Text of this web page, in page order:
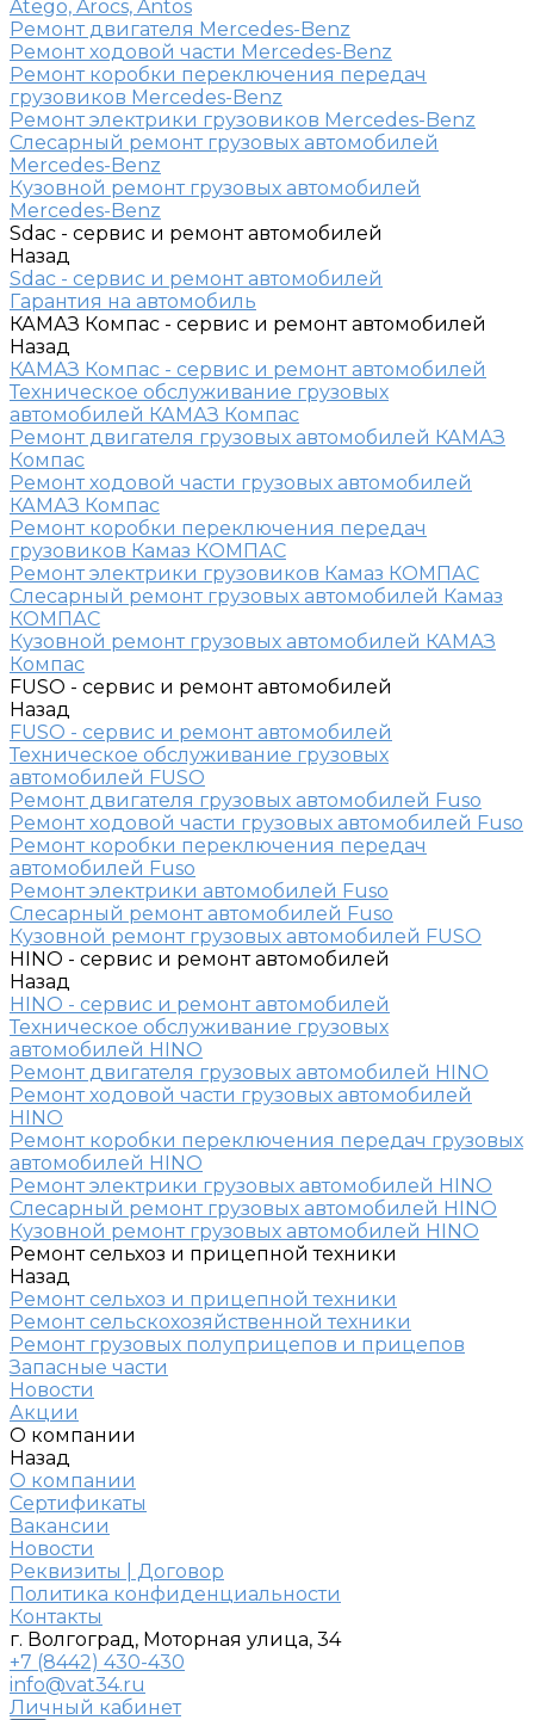
Atego, Arocs, Antos
Ремонт двигателя Mercedes-Benz
Ремонт ходовой части Mercedes-Benz
Ремонт коробки переключения передач
грузовиков Mercedes-Benz
Ремонт электрики грузовиков Mercedes-Benz
Слесарный ремонт грузовых автомобилей
Mercedes-Benz
Кузовной ремонт грузовых автомобилей
Mercedes-Benz
Sdac - сервис и ремонт автомобилей
Назад
Sdac - сервис и ремонт автомобилей
Гарантия на автомобиль
КАМАЗ Компас - сервис и ремонт автомобилей
Назад
КАМАЗ Компас - сервис и ремонт автомобилей
Техническое обслуживание грузовых
автомобилей КАМАЗ Компас
Ремонт двигателя грузовых автомобилей КАМАЗ
Компас
Ремонт ходовой части грузовых автомобилей
КАМАЗ Компас
Ремонт коробки переключения передач
грузовиков Камаз КОМПАС
Ремонт электрики грузовиков Камаз КОМПАС
Слесарный ремонт грузовых автомобилей Камаз
КОМПАС
Кузовной ремонт грузовых автомобилей КАМАЗ
Компас
FUSO - сервис и ремонт автомобилей
Назад
FUSO - сервис и ремонт автомобилей
Техническое обслуживание грузовых
автомобилей FUSO
Ремонт двигателя грузовых автомобилей Fuso
Ремонт ходовой части грузовых автомобилей Fuso
Ремонт коробки переключения передач
автомобилей Fuso
Ремонт электрики автомобилей Fuso
Слесарный ремонт автомобилей Fuso
Кузовной ремонт грузовых автомобилей FUSO
HINO - сервис и ремонт автомобилей
Назад
HINO - сервис и ремонт автомобилей
Техническое обслуживание грузовых
автомобилей HINO
Ремонт двигателя грузовых автомобилей HINO
Ремонт ходовой части грузовых автомобилей
HINO
Ремонт коробки переключения передач грузовых
автомобилей HINO
Ремонт электрики грузовых автомобилей HINO
Слесарный ремонт грузовых автомобилей HINO
Кузовной ремонт грузовых автомобилей HINO
Ремонт сельхоз и прицепной техники
Назад
Ремонт сельхоз и прицепной техники
Ремонт сельскохозяйственной техники
Ремонт грузовых полуприцепов и прицепов
Запасные части
Новости
Акции
О компании
Назад
О компании
Сертификаты
Вакансии
Новости
Реквизиты | Договор
Политика конфиденциальности
Контакты
г. Волгоград, Моторная улица, 34
+7 (8442) 430-430
info@vat34.ru
Личный кабинет